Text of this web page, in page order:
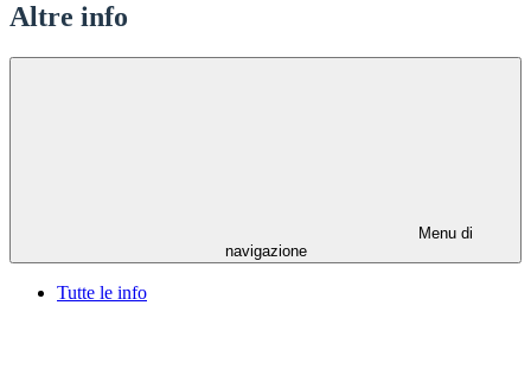
Altre info
Menu di
navigazione
Tutte le info